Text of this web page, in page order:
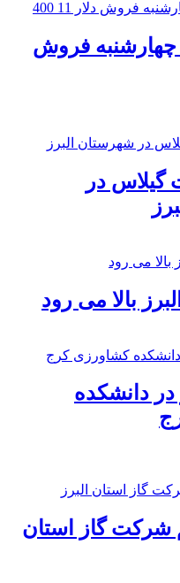
چهارشنبه فروش
گیلاس در
بالا می رود
دانشکده
شرکت گاز استان